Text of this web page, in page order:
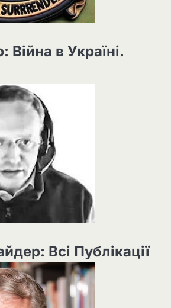
Війна в Україні.
Всі Публікації